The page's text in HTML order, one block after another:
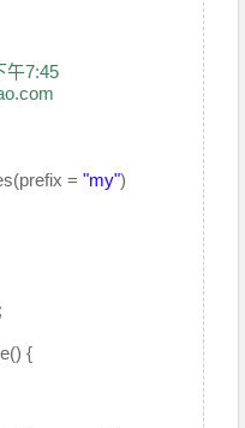
午7:45
(prefix ="my")
{